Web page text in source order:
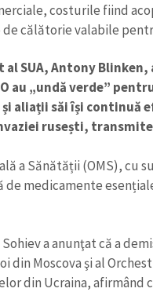
costurile fiind
călătorie valabile
al SUA, Antony
au „undă verde”
și aliații săi își continuă
rusești, transmite
a Sănătății (OMS), cu
medicamente
a anunţat că a
Moscova şi al
din Ucraina, afirmând